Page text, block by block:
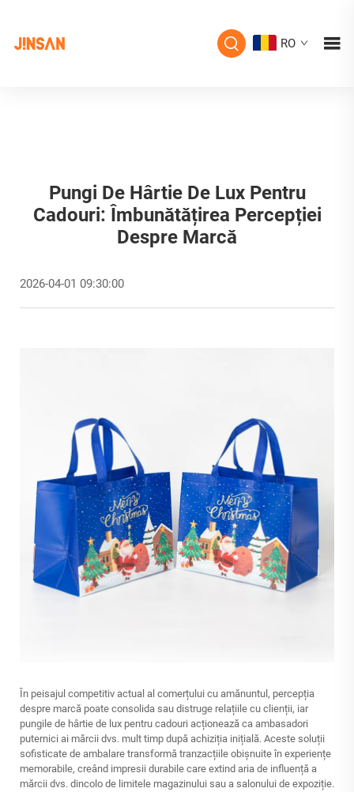
RO
Pungi De Hârtie De Lux Pentru
Cadouri: Îmbunătățirea Percepției
Despre Marcă
2026-04-01 09:30:00
În peisajul competitiv actual al comerțului cu amănuntul, percepția
despre marcă poate consolida sau distruge relațiile cu clienții, iar
pungile de hârtie de lux pentru cadouri acționează ca ambasadori
puternici ai mărcii dvs. mult timp după achiziția inițială. Aceste soluții
sofisticate de ambalare transformă tranzacțiile obișnuite în experiențe
memorabile, creând impresii durabile care extind aria de influență a
mărcii dvs. dincolo de limitele magazinului sau a salonului de expoziție.